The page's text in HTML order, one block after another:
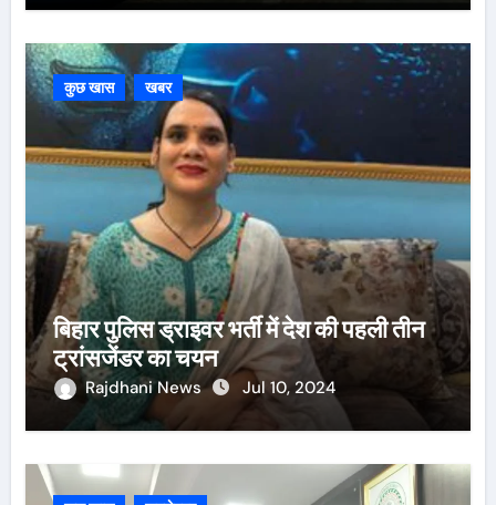
कुछ खास खबर
बिहार पुलिस ड्राइवर भर्ती में देश की पहली तीन
ट्रांसजेंडर का चयन
Rajdhani News Jul 10, 2024